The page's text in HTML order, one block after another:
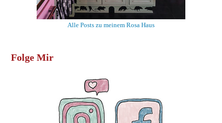
Alle Posts zu meinem Rosa Haus
Folge Mir